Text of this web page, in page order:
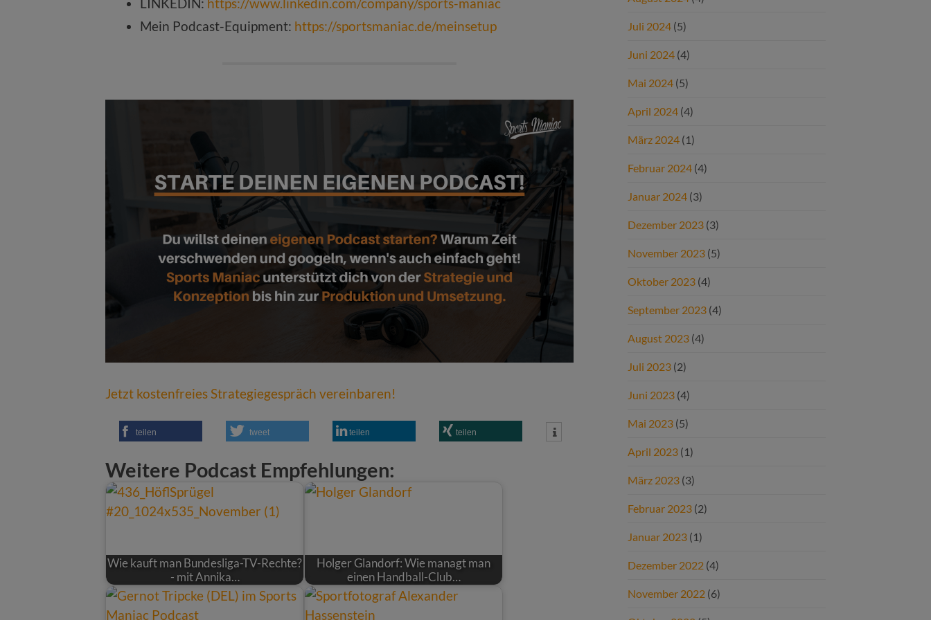
LINKEDIN: https://www.linkedin.com/company/sports-maniac
Mein Podcast-Equipment: https://sportsmaniac.de/meinsetup
Jetzt kostenfreies Strategiegespräch vereinbaren!
teilen tweet teilen teilen
Weitere Podcast Empfehlungen:
Wie kauft man Bundesliga-TV-Rechte?
- mit Annika…
Holger Glandorf: Wie managt man
einen Handball-Club…
Juli 2024 (5)
Juni 2024 (4)
Mai 2024 (5)
April 2024 (4)
März 2024 (1)
Februar 2024 (4)
Januar 2024 (3)
Dezember 2023 (3)
November 2023 (5)
Oktober 2023 (4)
September 2023 (4)
August 2023 (4)
Juli 2023 (2)
Juni 2023 (4)
Mai 2023 (5)
April 2023 (1)
März 2023 (3)
Februar 2023 (2)
Januar 2023 (1)
Dezember 2022 (4)
November 2022 (6)